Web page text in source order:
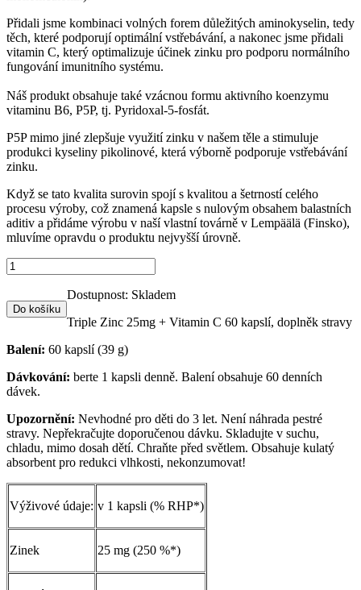
Přidali jsme kombinaci volných forem důležitých aminokyselin, tedy
těch, které podporují optimální vstřebávání, a nakonec jsme přidali
vitamin C, který optimalizuje účinek zinku pro podporu normálního
fungování imunitního systému.
Náš produkt obsahuje také vzácnou formu aktivního koenzymu
vitaminu B6, P5P, tj. Pyridoxal-5-fosfát.
P5P mimo jiné zlepšuje využití zinku v našem těle a stimuluje
produkci kyseliny pikolinové, která výborně podporuje vstřebávání
zinku.
Když se tato kvalita surovin spojí s kvalitou a šetrností celého
procesu výroby, což znamená kapsle s nulovým obsahem balastních
aditiv a přidáme výrobu v naší vlastní továrně v Lempäälä (Finsko),
mluvíme opravdu o produktu nejvyšší úrovně.
Do košíku
Dostupnost: Skladem
Triple Zinc 25mg + Vitamin C 60 kapslí, doplněk stravy
Balení: 60 kapslí (39 g)
Dávkování: berte 1 kapsli denně. Balení obsahuje 60 denních
dávek.
Upozornění: Nevhodné pro děti do 3 let. Není náhrada pestré
stravy. Nepřekračujte doporučenou dávku. Skladujte v suchu,
chladu, mimo dosah dětí. Chraňte před světlem. Obsahuje kulatý
absorbent pro redukci vlhkosti, nekonzumovat!
Výživové údaje: v 1 kapsli (% RHP*)
Zinek 25 mg (250 %*)